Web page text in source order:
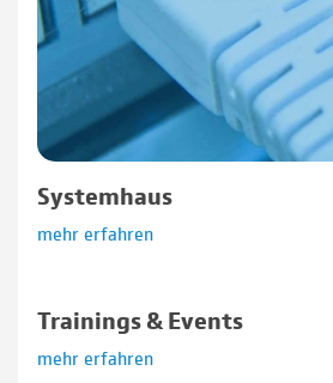
Systemhaus
mehr erfahren
Trainings & Events
mehr erfahren